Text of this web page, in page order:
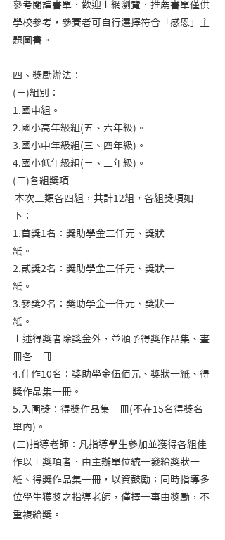
參考閱讀書單，歡迎上網瀏覽，推薦書單僅供
學校參考，參賽者可自行選擇符合「感恩」主
題圖書。
四、獎勵辦法：
(ㄧ)組別：
1.國中組。
2.國小高年級組(五、六年級)。
3.國小中年級組(三、四年級)。
4.國小低年級組(ㄧ、二年級)。
(二)各組獎項
下：
1.首獎1名：獎助學金三仟元、獎狀一
紙。
2.貳獎2名：獎助學金二仟元、獎狀一
紙。
3.參獎2名：獎助學金一仟元、獎狀一
紙。
上述得獎者除獎金外，並頒予得獎作品集、畫
冊各一冊
4.佳作10名：獎助學金伍佰元、獎狀一紙、得
獎作品集一冊。
5.入圍獎：得獎作品集一冊(不在15名得獎名
單內)。
(三)指導老師：凡指導學生參加並獲得各組佳
作以上獎項者，由主辦單位統一發給獎狀一
紙、得獎作品集一冊，以資鼓勵；同時指導多
位學生獲獎之指導老師，僅擇一事由獎勵，不
重複給獎。